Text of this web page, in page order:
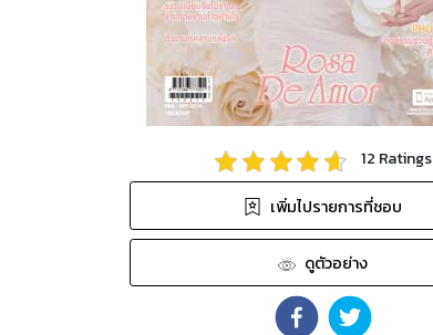
12 Ratings
เพิ่มไปรายการที่ชอบ
ดูตัวอย่าง